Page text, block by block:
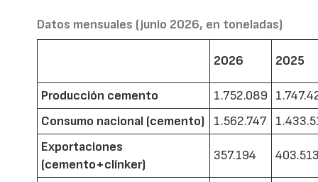
Datos mensuales (junio 2026, en toneladas)
2026 2025
Producción cemento 1.752.089
Consumo nacional (cemento)
1.562.747
Exportaciones
(cemento+clínker)
357.194